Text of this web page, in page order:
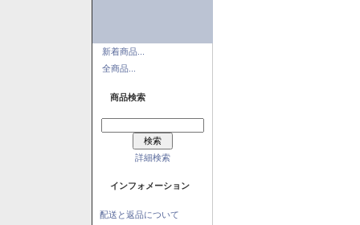
新着商品...
全商品...
商品検索
詳細検索
インフォメーション
配送と返品について